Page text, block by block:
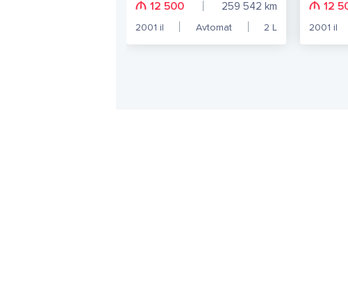
12 500
259 542 km
2001 il Avtomat 2 L
12
2001 il